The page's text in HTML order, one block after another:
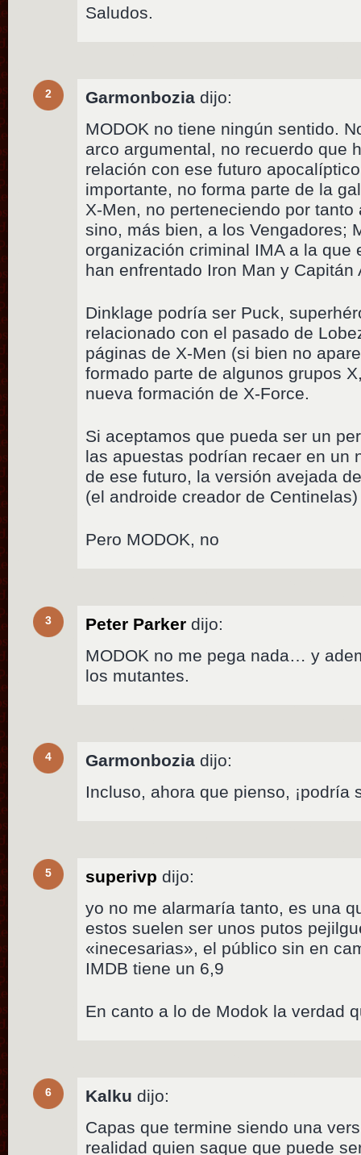
Saludos.
2 Garmonbozia dijo:
MODOK no tiene ningún sentido.
arco argumental, no recuerdo que
relación con ese futuro
importante, no forma parte de la
X-Men, no perteneciendo por
sino, más bien, a los Vengadores;
organización criminal IMA a la que
han enfrentado Iron Man y Capitán
Dinklage podría ser Puck,
relacionado con el pasado de
páginas de X-Men (si bien no
formado parte de algunos grupos
nueva formación de X-Force.
Si aceptamos que pueda ser un
las apuestas podrían recaer en un
de ese futuro, la versión avejada
(el androide creador de
Pero MODOK, no
3 Peter Parker dijo:
MODOK no me pega nada… y
los mutantes.
4 Garmonbozia dijo:
Incluso, ahora que pienso, ¡podría
5 superivp dijo:
yo no me alarmaría tanto, es una
estos suelen ser unos putos
«inecesarias», el público sin en
IMDB tiene un 6,9
En canto a lo de Modok la verdad
6 Kalku dijo:
Capas que termine siendo una
realidad quien saque que puede